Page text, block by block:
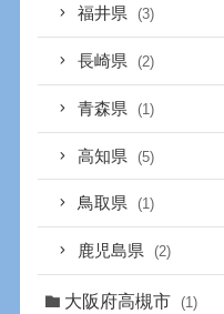
福井県 (3)
長崎県 (2)
青森県 (1)
高知県 (5)
鳥取県 (1)
鹿児島県 (2)
大阪府高槻市 (1)